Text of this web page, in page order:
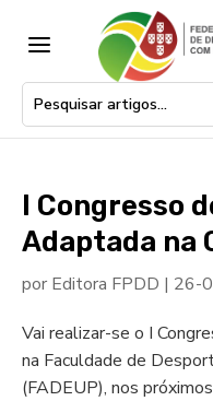
a
I Congresso
Adaptada na
por Editora FPDD | 26-
Vai realizar-se o I
na Faculdade de
(FADEUP), nos